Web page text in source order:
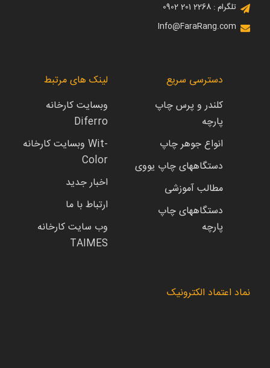
تلگرام : 2268 201 0902
Info@FaraRang.com
دسترسی سریع
کلندر و پرس چاپ
پارچه
انواع جوهر چاپ
دستگاههای چاپ یووی
مطالب آموزشی
دستگاههای چاپ
پارچه
لینک های مرتبط
وبسایت کارخانه
Diferro
وبسایت کارخانه Wit-
Color
اخبار جدید
ارتباط با ما
وب سایت کارخانه
TAIMES
نماد اعتماد الکترونیک